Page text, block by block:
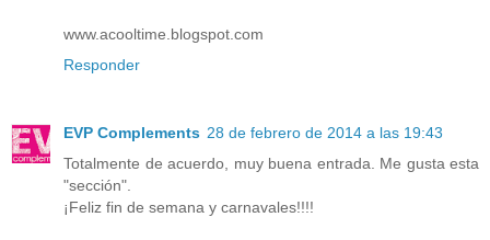
www.acooltime.blogspot.com
Responder
EVP Complements 28 de febrero de 2014 a las 19:43
Totalmente de acuerdo, muy buena entrada. Me gusta esta
"sección".
¡Feliz fin de semana y carnavales!!!!